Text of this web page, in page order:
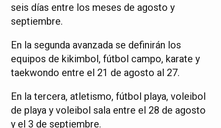
seis días entre los meses de agosto y
septiembre.
En la segunda avanzada se definirán los
equipos de kikimbol, fútbol campo, karate y
taekwondo entre el 21 de agosto al 27.
En la tercera, atletismo, fútbol playa, voleibol
de playa y voleibol sala entre el 28 de agosto
y el 3 de septiembre.